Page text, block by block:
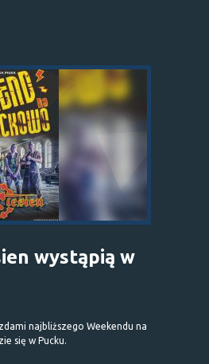
wystąpią w
najbliższego Weekendu na
się w Pucku.